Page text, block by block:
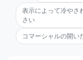
表示によって冷やさ
さい
コマーシャルの開い